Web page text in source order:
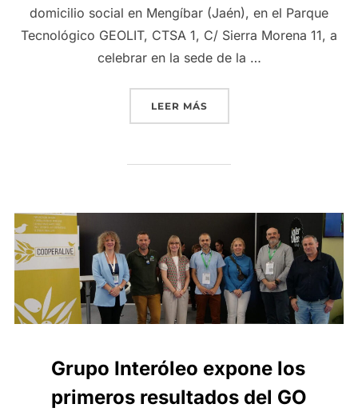
domicilio social en Mengíbar (Jaén), en el Parque
Tecnológico GEOLIT, CTSA 1, C/ Sierra Morena 11, a
celebrar en la sede de la …
LEER MÁS«GRUPO INTERÓLEO
Grupo Interóleo expone los
primeros resultados del GO